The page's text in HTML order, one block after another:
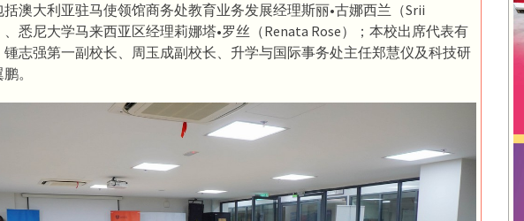
澳大利亚驻马使领馆商务处教育业务发展经理斯丽•古娜西兰（Srii
、悉尼大学马来西亚区经理莉娜塔•罗丝（Renata Rose）；本校出席代表有
志强第一副校长、周玉成副校长、升学与国际事务处主任郑慧仪及科技研
。